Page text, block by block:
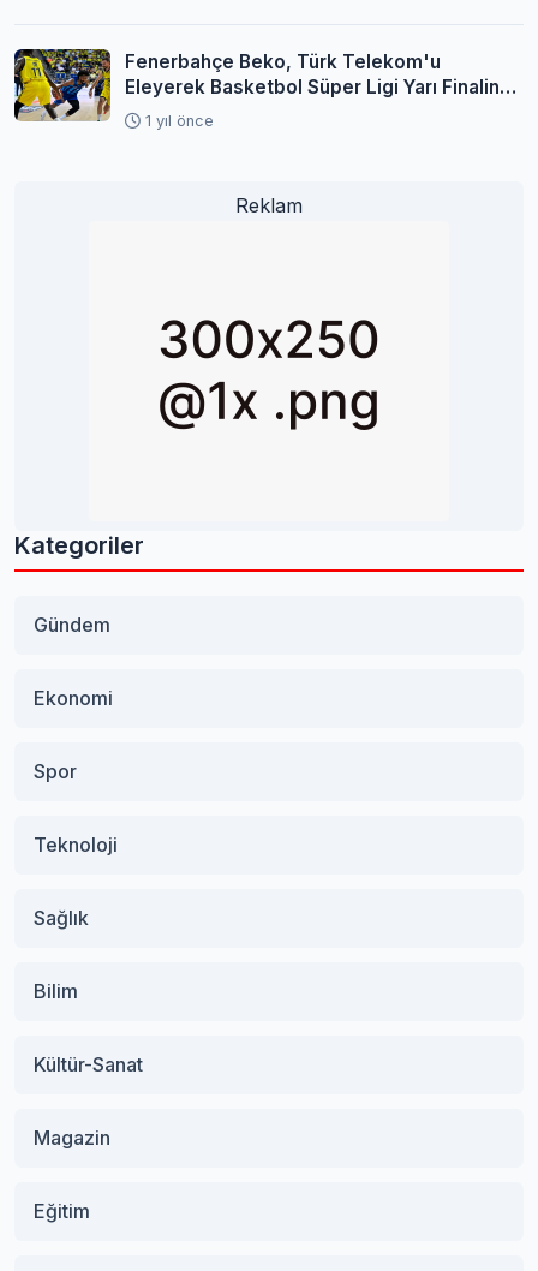
Fenerbahçe Beko, Türk Telekom'u
Eleyerek Basketbol Süper Ligi Yarı Finaline
Yükseldi
1 yıl önce
Reklam
Kategoriler
Gündem
Ekonomi
Spor
Teknoloji
Sağlık
Bilim
Kültür-Sanat
Magazin
Eğitim